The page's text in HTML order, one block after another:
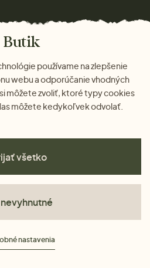
Cookies
Butik
používame na zlepšenie
webu a odporúčanie vhodných
môžete zvoliť, ktoré typy cookies
môžete kedykoľvek odvolať.
všetko
nastavenia